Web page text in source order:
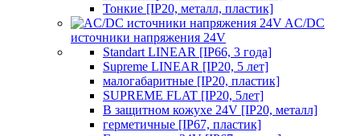
Тонкие [IP20, металл, пластик]
AC/DC
источники напряжения 24V
Standart LINEAR [IP66, 3 года]
Supreme LINEAR [IP20, 5 лет]
малогабаритные [IP20, пластик]
SUPREME FLAT [IP20, 5лет]
В защитном кожухе 24V [IP20, металл]
герметичные [IP67, пластик]